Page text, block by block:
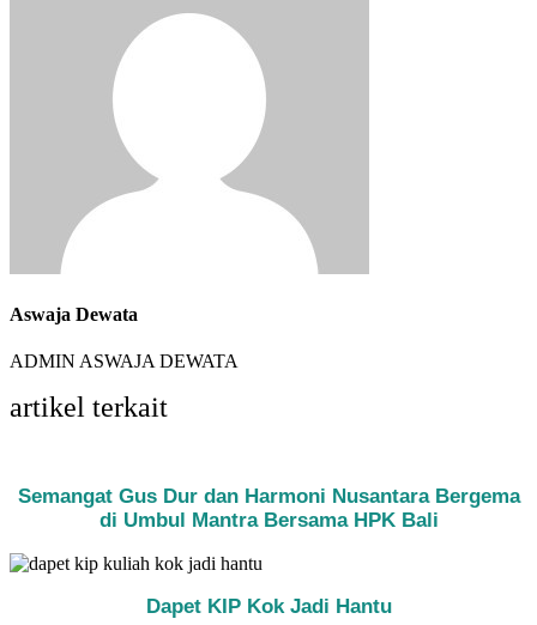
Aswaja Dewata
ADMIN ASWAJA DEWATA
artikel terkait
Semangat Gus Dur dan Harmoni Nusantara Bergema
di Umbul Mantra Bersama HPK Bali
Dapet KIP Kok Jadi Hantu